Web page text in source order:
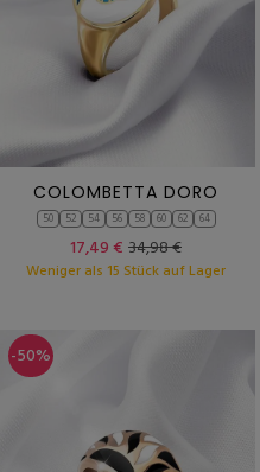
COLOMBETTA DORO
50 52 54 56 58 60 62 64
17,49 € 34,98 €
Weniger als 15 Stück auf Lager
-50%